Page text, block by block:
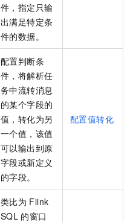
件，指定只输
出满足特定条
件的数据。
配置判断条
件，将解析任
务中流转消息
的某个字段的
值，转化为另
一个值，该值
可以输出到原
字段或新定义
的字段。
配置值转化
类比为 Flink
SQL 的窗口